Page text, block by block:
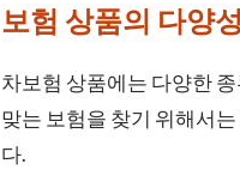
보험 상품의 다양성
차보험 상품에는 다양한
맞는 보험을 찾기 위해서
다.